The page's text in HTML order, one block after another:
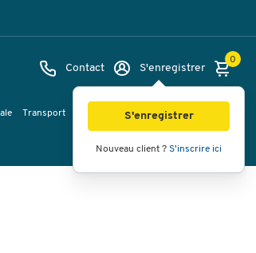
Contact S'enregistrer
S'enregistrer
Nouveau client ? S'inscrire ici
0
Transport Services & planification Inspiration
Vue à 360